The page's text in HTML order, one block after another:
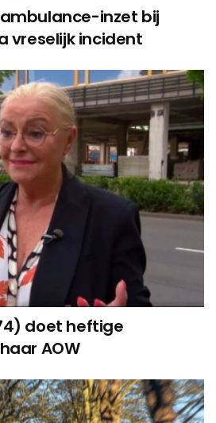
inzet bij
vreselijk incident
doet heftige
AOW